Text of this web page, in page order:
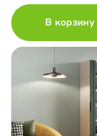
В корзину